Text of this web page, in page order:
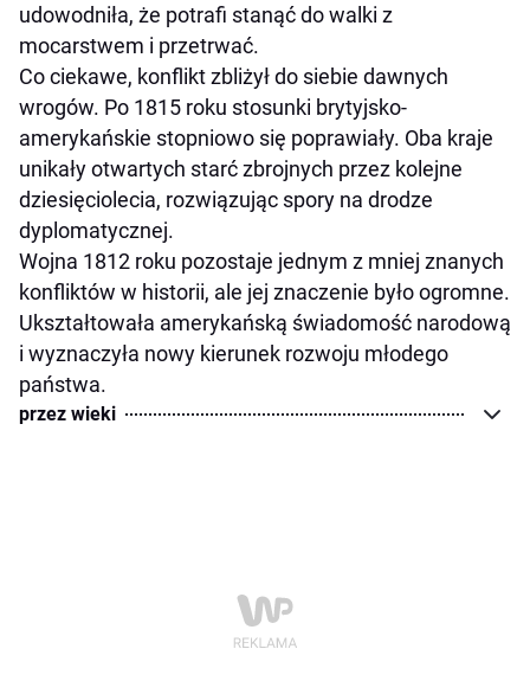
udowodniła, że potrafi stanąć do walki z
mocarstwem i przetrwać.
Co ciekawe, konflikt zbliżył do siebie dawnych
wrogów. Po 1815 roku stosunki brytyjsko-
amerykańskie stopniowo się poprawiały. Oba kraje
unikały otwartych starć zbrojnych przez kolejne
dziesięciolecia, rozwiązując spory na drodze
dyplomatycznej.
Wojna 1812 roku pozostaje jednym z mniej znanych
konfliktów w historii, ale jej znaczenie było ogromne.
Ukształtowała amerykańską świadomość narodową
i wyznaczyła nowy kierunek rozwoju młodego
państwa.
przez wieki